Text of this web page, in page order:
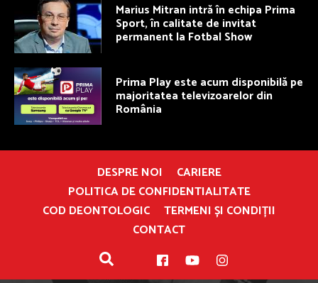
Marius Mitran intră în echipa Prima
Sport, în calitate de invitat
permanent la Fotbal Show
Prima Play este acum disponibilă pe
majoritatea televizoarelor din
România
DESPRE NOI
CARIERE
POLITICA DE CONFIDENTIALITATE
COD DEONTOLOGIC
TERMENI ȘI CONDIȚII
CONTACT